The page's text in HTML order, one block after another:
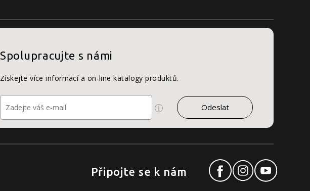
Spolupracujte s námi
Získejte více informací a on-line katalogy produktů.
Připojte se k nám